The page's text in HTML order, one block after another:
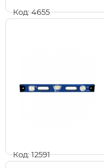
Код: 4655
Код: 12591